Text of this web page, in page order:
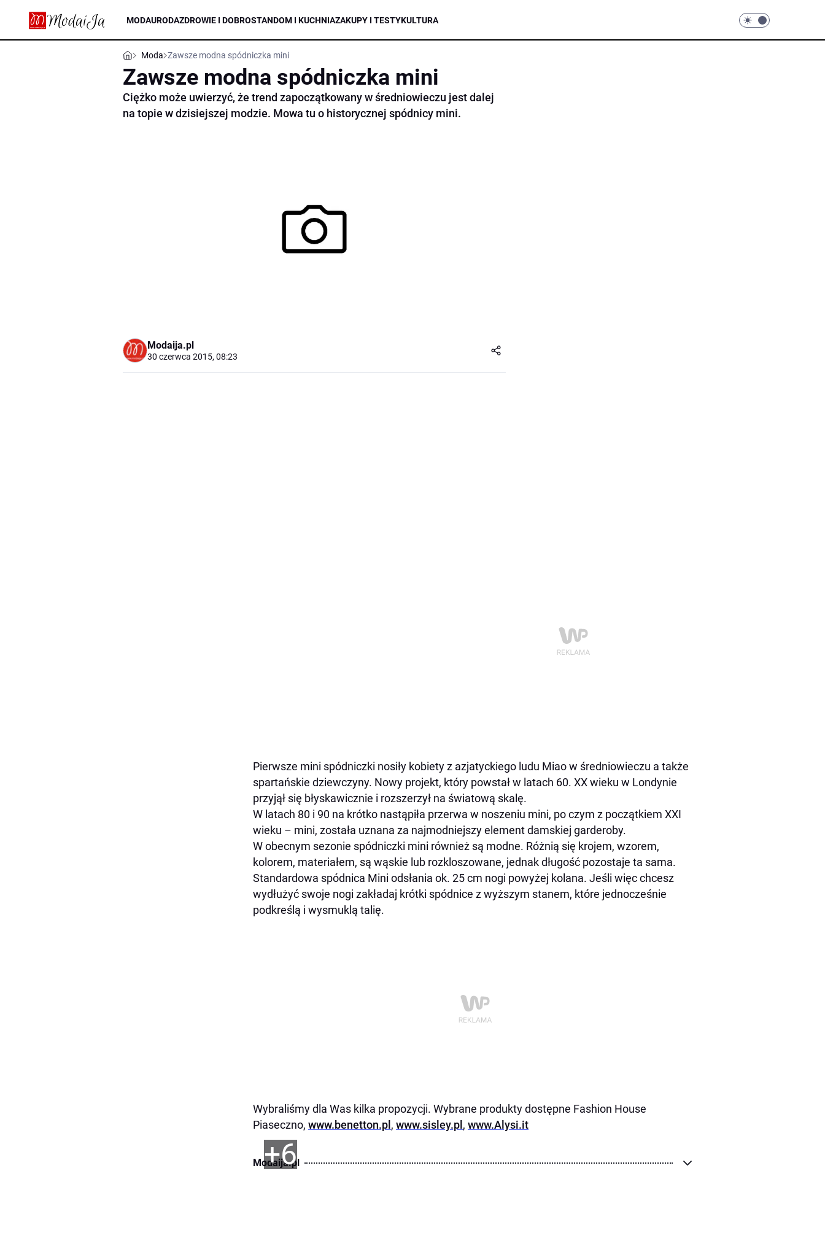
MODAURODAZDROWIE I DOBROSTANDOM I KUCHNIAZAKUPY I TESTYKULTURA
Moda Zawsze modna spódniczka mini
Zawsze modna spódniczka mini
Ciężko może uwierzyć, że trend zapoczątkowany w średniowieczu jest dalej
na topie w dzisiejszej modzie. Mowa tu o historycznej spódnicy mini.
Modaija.pl
30 czerwca 2015, 08:23
Pierwsze mini spódniczki nosiły kobiety z azjatyckiego ludu Miao w średniowieczu a także
spartańskie dziewczyny. Nowy projekt, który powstał w latach 60. XX wieku w Londynie
przyjął się błyskawicznie i rozszerzył na światową skalę.
W latach 80 i 90 na krótko nastąpiła przerwa w noszeniu mini, po czym z początkiem XXI
wieku – mini, została uznana za najmodniejszy element damskiej garderoby.
W obecnym sezonie spódniczki mini również są modne. Różnią się krojem, wzorem,
kolorem, materiałem, są wąskie lub rozkloszowane, jednak długość pozostaje ta sama.
Standardowa spódnica Mini odsłania ok. 25 cm nogi powyżej kolana. Jeśli więc chcesz
wydłużyć swoje nogi zakładaj krótki spódnice z wyższym stanem, które jednocześnie
podkreślą i wysmuklą talię.
Wybraliśmy dla Was kilka propozycji. Wybrane produkty dostępne Fashion House
Piaseczno, www.benetton.pl , www.sisley.pl , www.Alysi.it
+6
Modaija.pl